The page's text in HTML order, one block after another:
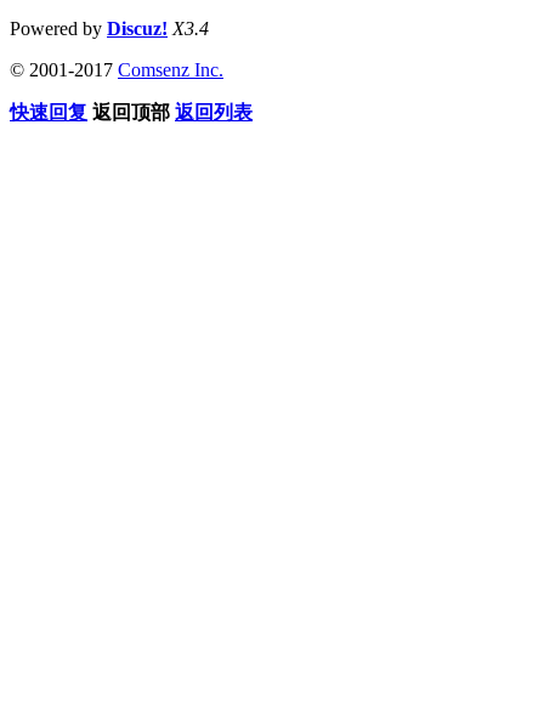
Powered by Discuz! X3.4
© 2001-2017 Comsenz Inc.
快速回复 返回顶部 返回列表